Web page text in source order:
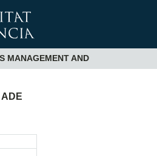
MANAGEMENT AND